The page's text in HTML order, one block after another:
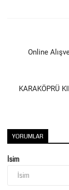
Online
KARAKÖPRÜ
YORUMLAR
İsim